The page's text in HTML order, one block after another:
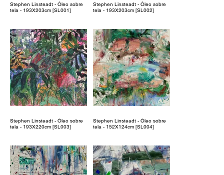
Stephen Linsteadt - Óleo sobre
tela - 193X203cm [SL001]
Stephen Linsteadt - Óleo sobre
tela - 193X203cm [SL002]
Stephen Linsteadt - Óleo sobre
tela - 193X220cm [SL003]
Stephen Linsteadt - Óleo sobre
tela - 152X124cm [SL004]